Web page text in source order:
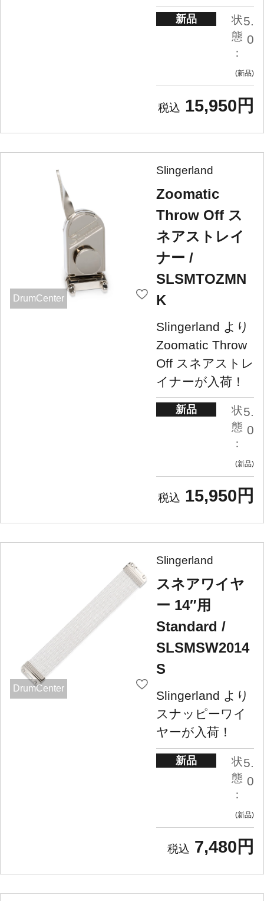
新品
状
態
：
5.
0
新品
15,950円
DrumCenter
Slingerland
Zoomatic
Throw Off ス
ネアストレイ
ナー /
SLSMTOZMN
K
Slingerland より
Zoomatic Throw
Off スネアストレ
イナーが入荷！
新品
状
態
：
5.
0
新品
15,950円
DrumCenter
Slingerland
スネアワイヤ
ー 14″用
Standard /
SLSMSW2014
S
Slingerland より
スナッピーワイ
ヤーが入荷！
新品
状
態
：
5.
0
新品
7,480円